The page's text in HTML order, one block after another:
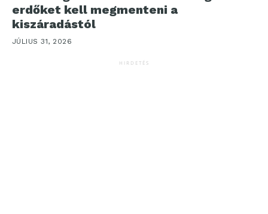
erdőket kell megmenteni a
kiszáradástól
JÚLIUS 31, 2026
HIRDETÉS